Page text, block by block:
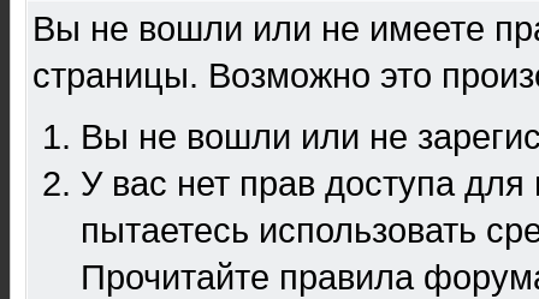
Вы не вошли или не имеете
страницы. Возможно это
Вы не вошли или не
У вас нет прав доступа
пытаетесь использовать
Прочитайте правила